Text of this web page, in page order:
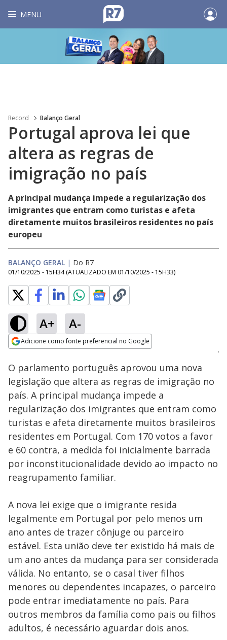
MENU
Record Balanço Geral
Portugal aprova lei que
altera as regras de
imigração no país
A principal mudança impede a regularização dos
imigrantes que entram como turistas e afeta
diretamente muitos brasileiros residentes no país
europeu
BALANÇO GERAL | Do R7
01/10/2025 - 15H34 (ATUALIZADO EM 01/10/2025 - 15H33)
A+ A-
Adicione como fonte preferencial no Google
Ativar
Loaded
67.32%
O parlamento português aprovou uma nova
legislação que altera as regras de imigração no
país. A principal mudança impede a
regularização dos imigrantes que entram como
turistas e afeta diretamente muitos brasileiros
residentes em Portugal. Com 170 votos a favor
e 60 contra, a medida foi inicialmente barrada
por inconstitucionalidade devido ao impacto no
reagrupamento familiar.
A nova lei exige que o imigrante resida
legalmente em Portugal por pelo menos um
ano antes de trazer cônjuge ou parceiro
estável. Esta união deve ter existido há mais de
um ano antes da mudança para ser considerada
válida. No entanto, se o casal tiver filhos
menores ou dependentes incapazes, o parceiro
pode entrar imediatamente no país. Para
outros membros da família como pais ou filhos
adultos, é necessário aguardar dois anos.